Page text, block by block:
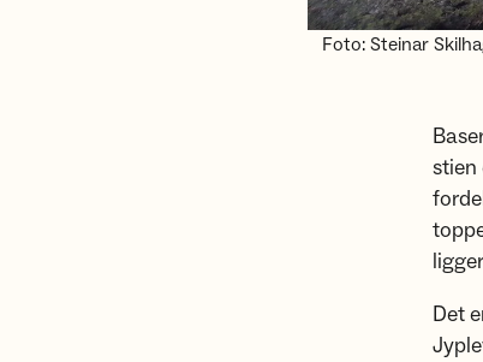
Foto: Steinar
stien
Det